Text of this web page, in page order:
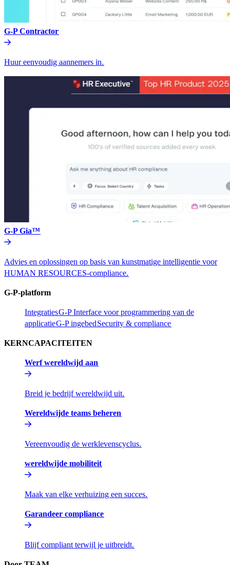
G-P Contractor​​
Huur eenvoudig aannemers in.​​
G-P Gia™​​
Advies en oplossingen op basis van kunstmatige intelligentie voor
HUMAN RESOURCES-compliance.​​
G-P-platform​​
Integraties​​G-P Interface voor programmering van de
applicatie​​G-P ingebed​​Security & compliance​​
KERNCAPACITEITEN​​
Werf wereldwijd aan​​
Breid je bedrijf wereldwijd uit.​​
Wereldwijde teams beheren​​
Vereenvoudig de werklevenscyclus.​​
wereldwijde mobiliteit​​
Maak van elke verhuizing een succes.​​
Garandeer compliance​​
Blijf compliant terwijl je uitbreidt.​​